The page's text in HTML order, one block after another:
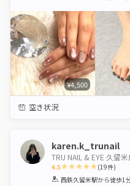
¥4,500
空き状況
karen.k_trunail
TRU NAIL & EYE 久留
4.5
1 2 3 4 5
(19件)
西鉄久留米駅から徒歩1